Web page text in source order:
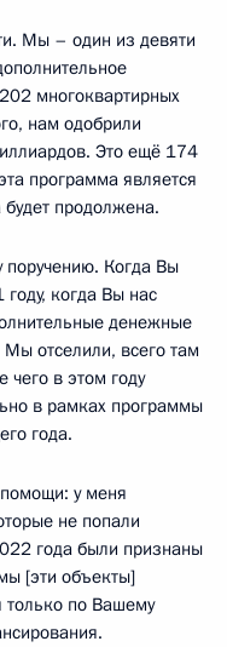
Мы – один из девяти
многоквартирных
нам одобрили
Это ещё 174
программа является
продолжена.
Когда Вы
когда Вы нас
денежные
отселили, всего там
чего в этом году
в рамках программы
года.
у меня
не попали
года были признаны
[эти объекты]
только по Вашему